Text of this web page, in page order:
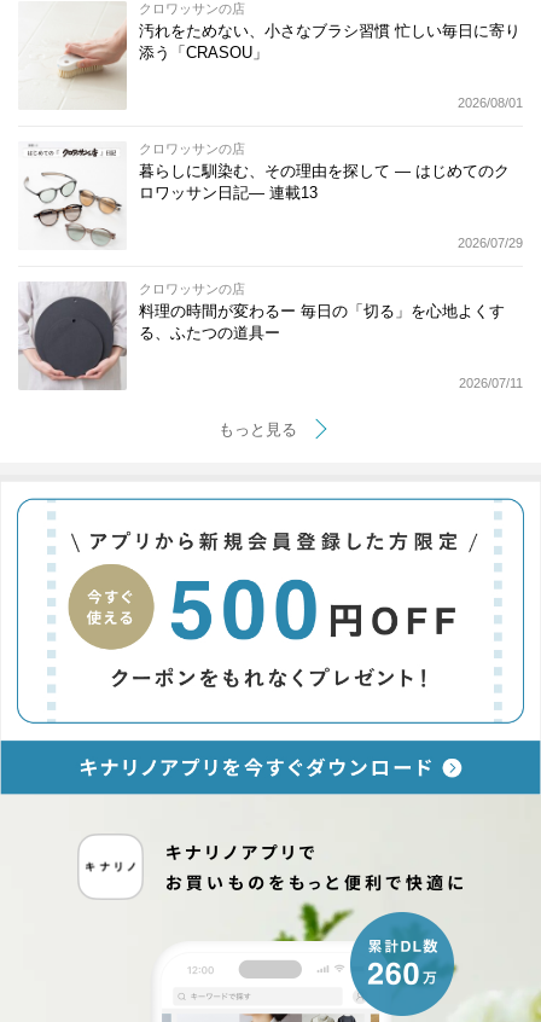
クロワッサンの店
汚れをためない、小さなブラシ習慣 忙しい毎日に寄り
添う「CRASOU」
2026/08/01
クロワッサンの店
暮らしに馴染む、その理由を探して ― はじめてのク
ロワッサン日記― 連載13
2026/07/29
クロワッサンの店
料理の時間が変わるー 毎日の「切る」を心地よくす
る、ふたつの道具ー
2026/07/11
もっと見る